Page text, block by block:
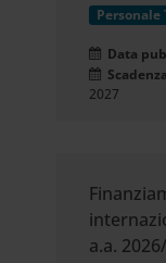
Personale
Data
2027
a.a.